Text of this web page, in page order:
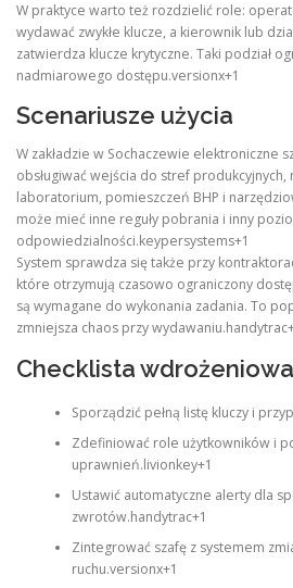
W praktyce warto też rozdzielić role:
wydawać zwykłe klucze, a kierownik lub
zatwierdza klucze krytyczne. Taki podział
nadmiarowego dostępu.versionx+1
Scenariusze użycia
W zakładzie w Sochaczewie elektroniczne
obsługiwać wejścia do stref
laboratorium, pomieszczeń BHP i
może mieć inne reguły pobrania i inny
odpowiedzialności.keypersystems+1
System sprawdza się także przy
które otrzymują czasowo ograniczony
są wymagane do wykonania zadania. To
zmniejsza chaos przy
Checklista wdrożeniowa
Sporządzić pełną listę kluczy i
Zdefiniować role użytkowników i
uprawnień.livionkey+1
Ustawić automatyczne alerty dla
zwrotów.handytrac+1
Zintegrować szafę z systemem
ruchu.versionx+1